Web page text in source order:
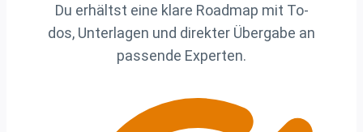
Du erhältst eine klare Roadmap mit To-
dos, Unterlagen und direkter Übergabe an
passende Experten.